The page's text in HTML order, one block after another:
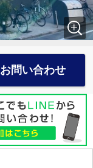
お問い合わせ